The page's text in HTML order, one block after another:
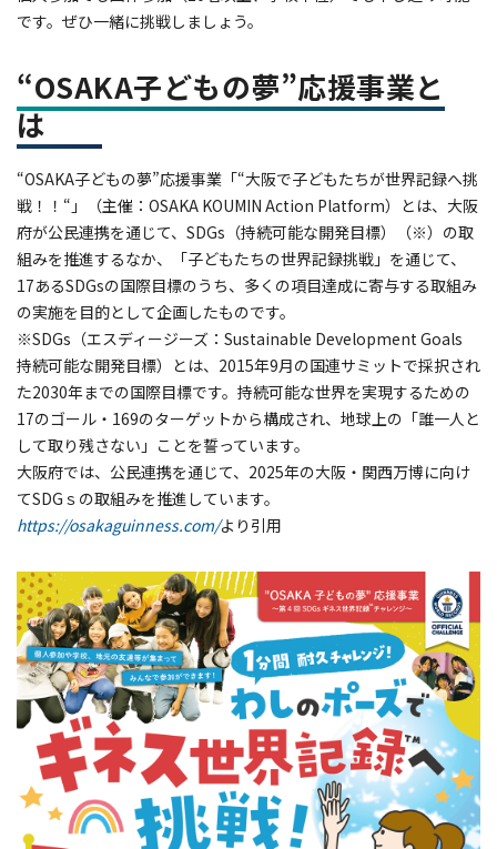
です。ぜひ一緒に挑戦しましょう。
“OSAKA子どもの夢”応援事業と
は
“OSAKA子どもの夢”応援事業「“大阪で子どもたちが世界記録へ挑
戦！！“」（主催：OSAKA KOUMIN Action Platform）とは、大阪
府が公民連携を通じて、SDGs（持続可能な開発目標）（※）の取
組みを推進するなか、「子どもたちの世界記録挑戦」を通じて、
17あるSDGsの国際目標のうち、多くの項目達成に寄与する取組み
の実施を目的として企画したものです。
※SDGs（エスディージーズ：Sustainable Development Goals
持続可能な開発目標）とは、2015年9月の国連サミットで採択され
た2030年までの国際目標です。持続可能な世界を実現するための
17のゴール・169のターゲットから構成され、地球上の「誰一人と
して取り残さない」ことを誓っています。
大阪府では、公民連携を通じて、2025年の大阪・関西万博に向け
てSDGｓの取組みを推進しています。
https://osakaguinness.com/より引用